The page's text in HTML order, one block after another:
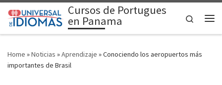
Skip to content Cursos de Portugues
en Panama
Search
Home »Noticias »Aprendizaje »Conociendo los aeropuertos más
importantes de Brasil